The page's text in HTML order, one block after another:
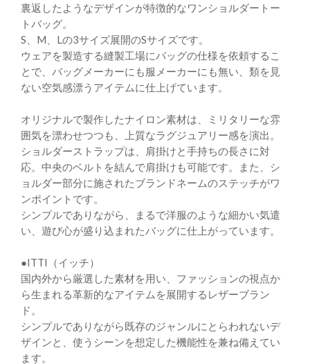
裏返したようなデザインが特徴的なワンショルダートー
トバッグ。
S、M、Lの3サイズ展開のSサイズです。
ウェアを製造する縫製工場にバッグの仕様を依頼するこ
とで、バッグメーカーにも服メーカーにも無い、類を見
ない空気感漂うアイテムに仕上げています。
オリジナルで製作したナイロン素材は、ミリタリーな雰
囲気を漂わせつつも、上質なラグジュアリー感を演出。
ショルダーストラップは、肩掛けと手持ちの長さに対
応。中央のベルトを結んで肩掛けも可能です。また、シ
ョルダー部分に施されたブランドネームのステッチがワ
ンポイントです。
シンプルでありながら、まるで洋服のような細かい気遣
い、遊び心が盛り込まれたバッグに仕上がっています。
●ITTI（イッチ）
国内外から厳選した素材を用い、ファッションの視点か
ら生まれる革新的なアイテムを展開するレザーブラン
ド。
シンプルでありながら既存のジャンルにとらわれないデ
ザインと、使うシーンを想定した機能性を兼ね備えてい
ます。